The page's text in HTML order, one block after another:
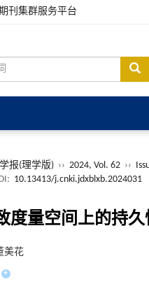
刊集群服务平台
报(理学版) ›› 2024, Vol. 62 ››
10.13413/j.cnki.jdxblxb.2024031
度量空间上的持久
美花
+